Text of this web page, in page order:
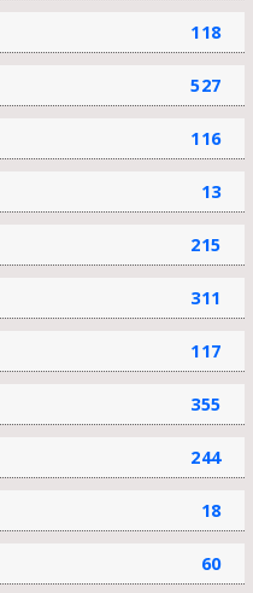
118
527
116
13
215
311
117
355
244
18
60